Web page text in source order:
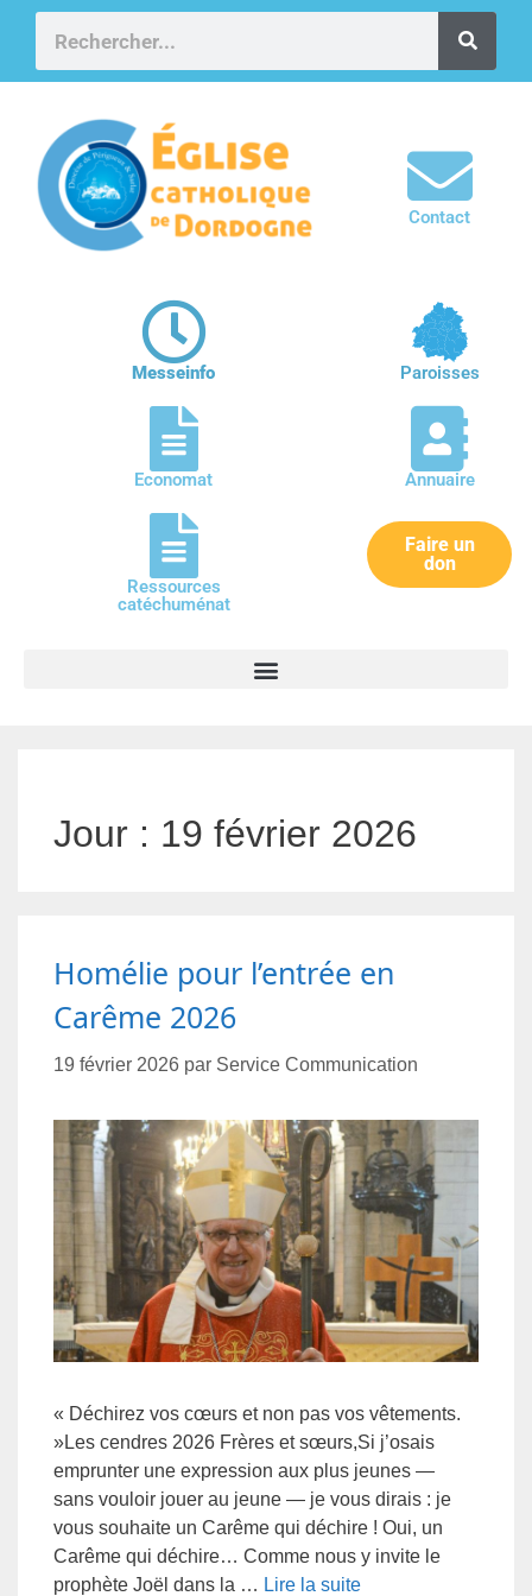
Contact
Messeinfo Paroisses
Economat Annuaire
Ressources
catéchuménat
Faire un
don
Jour : 19 février 2026
Homélie pour l’entrée en
Carême 2026
19 février 2026 par Service Communication
« Déchirez vos cœurs et non pas vos vêtements.
»Les cendres 2026 Frères et sœurs,Si j’osais
emprunter une expression aux plus jeunes —
sans vouloir jouer au jeune — je vous dirais : je
vous souhaite un Carême qui déchire ! Oui, un
Carême qui déchire… Comme nous y invite le
prophète Joël dans la … Lire la suite